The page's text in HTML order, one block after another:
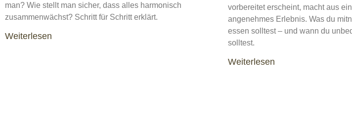
man? Wie stellt man sicher, dass alles harmonisch
zusammenwächst? Schritt für Schritt erklärt.
Weiterlesen
vorbereitet erscheint, macht aus
angenehmes Erlebnis. Was du
essen solltest – und wann du
solltest.
Weiterlesen